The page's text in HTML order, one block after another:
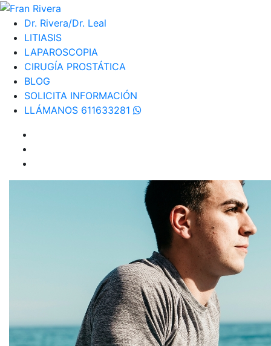
Dr. Rivera/Dr. Leal
LITIASIS
LAPAROSCOPIA
CIRUGÍA PROSTÁTICA
BLOG
SOLICITA INFORMACIÓN
LLÁMANOS 611633281